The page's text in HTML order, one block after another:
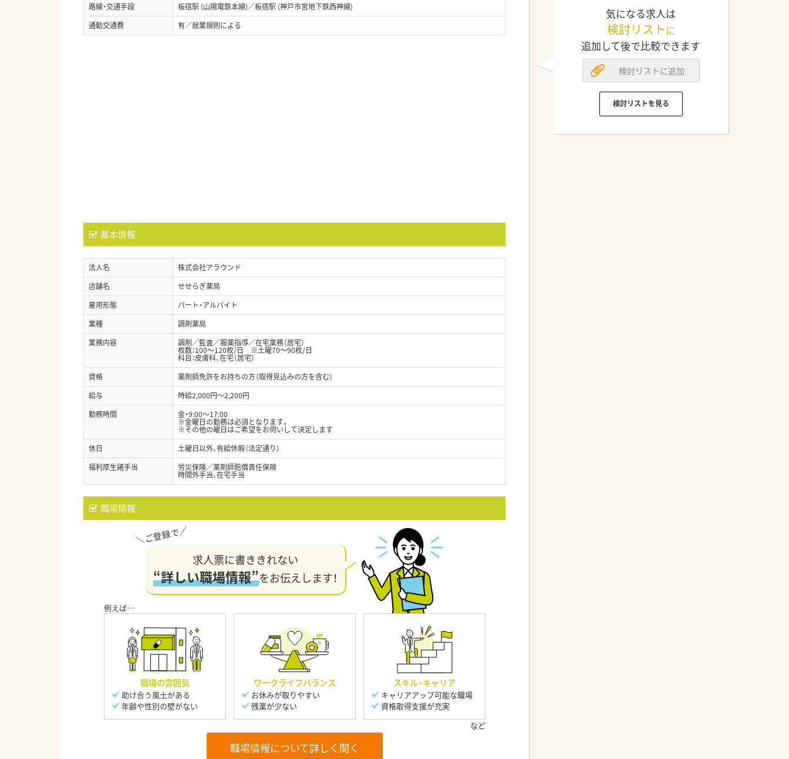
路線・交通手段
板宿駅 (山陽電鉄本線)／板宿駅 (神戸市営地下鉄西神線)
通勤交通費
有／就業規則による
基本情報
法人名
株式会社アラウンド
店舗名
せせらぎ薬局
雇用形態
パート・アルバイト
業種
調剤薬局
業務内容
調剤／監査／服薬指導／在宅業務（居宅）
枚数：100～120枚/日 ※土曜70～90枚/日
科目：皮膚科、在宅（居宅）
資格
薬剤師免許をお持ちの方（取得見込みの方を含む）
給与
時給2,000円～2,200円
勤務時間
金・9:00～17:00
※金曜日の勤務は必須となります。
※その他の曜日はご希望をお伺いして決定します
休日
土曜日以外、有給休暇（法定通り）
福利厚生諸手当
労災保険／薬剤師賠償責任保険
時間外手当、在宅手当
職場情報
求人票に書ききれない
“詳しい職場情報”をお伝えします！
職場の雰囲気
助け合う風土がある
年齢や性別の壁がない
ワークライフバランス
お休みが取りやすい
残業が少ない
スキル・キャリア
キャリアアップ可能な職場
資格取得支援が充実
職場情報について詳しく聞く
気になる求人は
検討リスト に
追加して後で比較できます
検討リストに追加
検討リストを見る